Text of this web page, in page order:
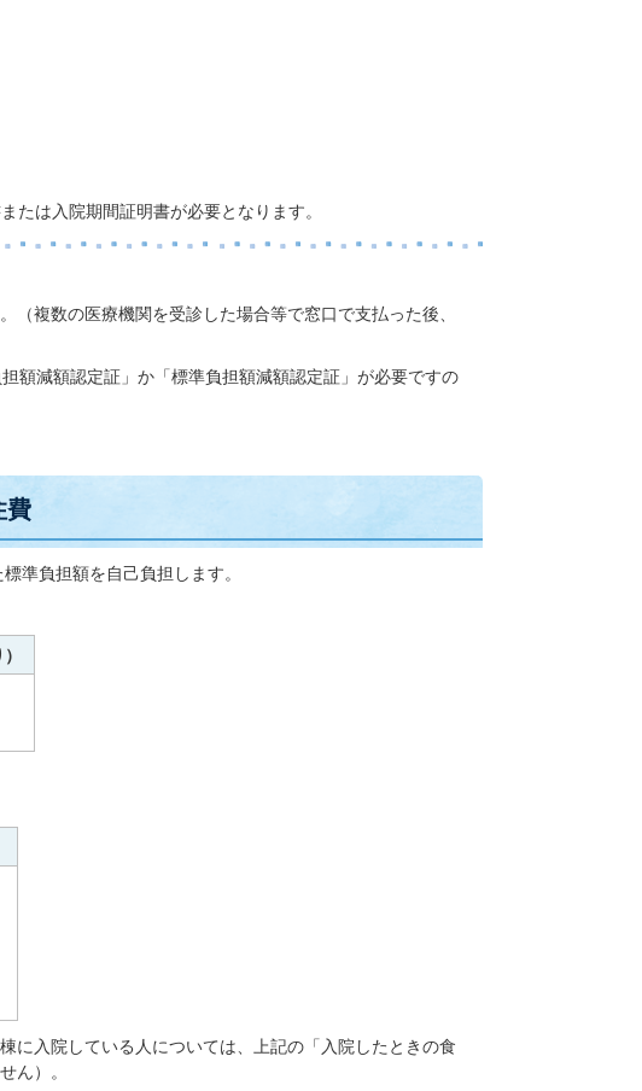
は入院期間証明書が必要となります。
複数の医療機関を受診した場合等で窓口で支払った後、
額減額認定証」か「標準負担額減額認定証」が必要ですの
費
準負担額を自己負担します。
に入院している人については、上記の「入院したときの食
ん）。